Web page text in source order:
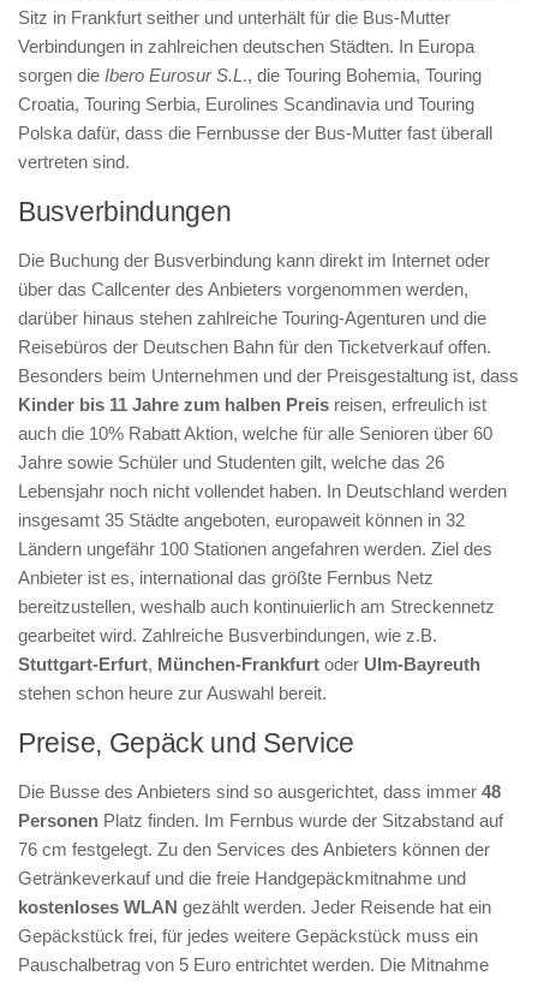
Sitz in Frankfurt seither und unterhält für die Bus-Mutter
Verbindungen in zahlreichen deutschen Städten. In Europa
sorgen die Ibero Eurosur S.L ., die Touring Bohemia, Touring
Croatia, Touring Serbia, Eurolines Scandinavia und Touring
Polska dafür, dass die Fernbusse der Bus-Mutter fast überall
vertreten sind.
Busverbindungen
Die Buchung der Busverbindung kann direkt im Internet oder
über das Callcenter des Anbieters vorgenommen werden,
darüber hinaus stehen zahlreiche Touring-Agenturen und die
Reisebüros der Deutschen Bahn für den Ticketverkauf offen.
Besonders beim Unternehmen und der Preisgestaltung ist, dass
Kinder bis 11 Jahre zum halben Preis reisen, erfreulich ist
auch die 10% Rabatt Aktion, welche für alle Senioren über 60
Jahre sowie Schüler und Studenten gilt, welche das 26
Lebensjahr noch nicht vollendet haben. In Deutschland werden
insgesamt 35 Städte angeboten, europaweit können in 32
Ländern ungefähr 100 Stationen angefahren werden. Ziel des
Anbieter ist es, international das größte Fernbus Netz
bereitzustellen, weshalb auch kontinuierlich am Streckennetz
gearbeitet wird. Zahlreiche Busverbindungen, wie z.B.
Stuttgart-Erfurt, München-Frankfurt oder Ulm-Bayreuth
stehen schon heure zur Auswahl bereit.
Preise, Gepäck und Service
Die Busse des Anbieters sind so ausgerichtet, dass immer 48
Personen Platz finden. Im Fernbus wurde der Sitzabstand auf
76 cm festgelegt. Zu den Services des Anbieters können der
Getränkeverkauf und die freie Handgepäckmitnahme und
kostenloses WLAN gezählt werden. Jeder Reisende hat ein
Gepäckstück frei, für jedes weitere Gepäckstück muss ein
Pauschalbetrag von 5 Euro entrichtet werden. Die Mitnahme